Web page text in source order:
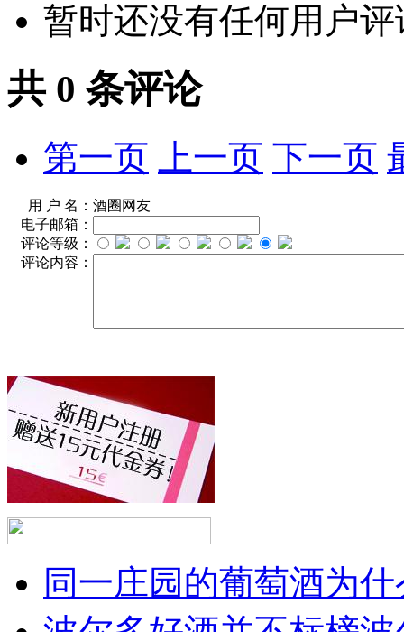
暂时还没有任何用户评
共 0 条评论
第一页 上一页 下一页
用 户 名： 酒圈网友
电子邮箱：
评论等级：
评论内容：
同一庄园的葡萄酒为